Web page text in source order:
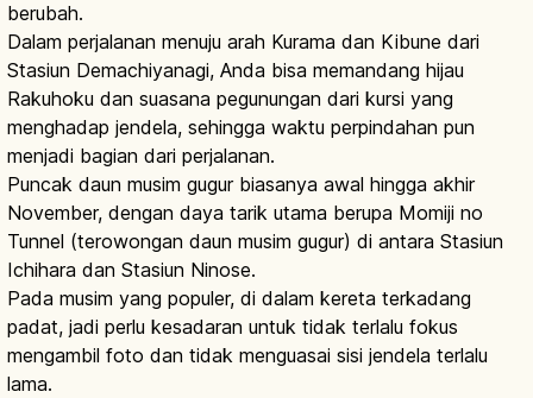
berubah.
Dalam perjalanan menuju arah Kurama dan Kibune dari
Stasiun Demachiyanagi, Anda bisa memandang hijau
Rakuhoku dan suasana pegunungan dari kursi yang
menghadap jendela, sehingga waktu perpindahan pun
menjadi bagian dari perjalanan.
Puncak daun musim gugur biasanya awal hingga akhir
November, dengan daya tarik utama berupa Momiji no
Tunnel (terowongan daun musim gugur) di antara Stasiun
Ichihara dan Stasiun Ninose.
Pada musim yang populer, di dalam kereta terkadang
padat, jadi perlu kesadaran untuk tidak terlalu fokus
mengambil foto dan tidak menguasai sisi jendela terlalu
lama.